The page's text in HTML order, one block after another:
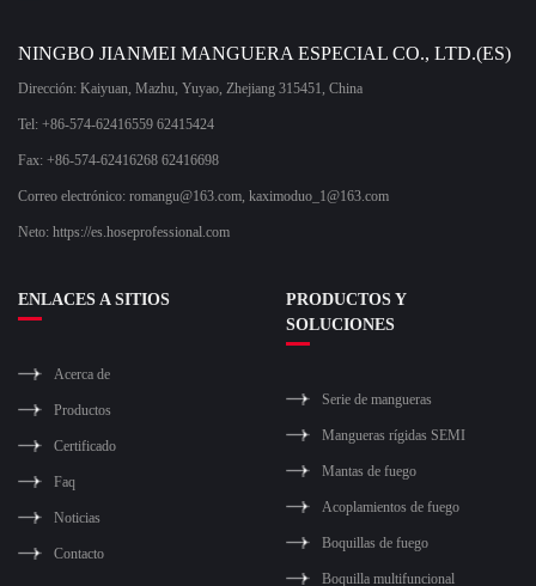
NINGBO JIANMEI MANGUERA ESPECIAL CO., LTD.(ES)
Dirección: Kaiyuan, Mazhu, Yuyao, Zhejiang 315451, China
Tel: +86-574-62416559 62415424
Fax: +86-574-62416268 62416698
Correo electrónico: romangu@163.com, kaximoduo_1@163.com
Neto: https://es.hoseprofessional.com
ENLACES A SITIOS
Acerca de
Productos
Certificado
Faq
Noticias
Contacto
PRODUCTOS Y
SOLUCIONES
Serie de mangueras
Mangueras rígidas SEMI
Mantas de fuego
Acoplamientos de fuego
Boquillas de fuego
Boquilla multifuncional